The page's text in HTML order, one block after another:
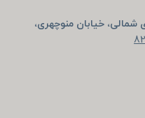
خیابان منوچهری،